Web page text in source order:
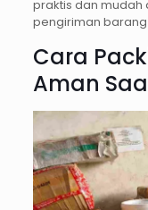
praktis dan mudah
pengiriman
Cara
Aman